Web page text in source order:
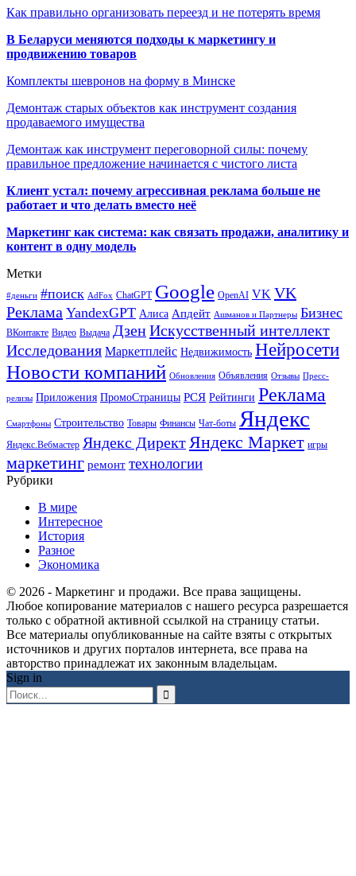
Как правильно организовать переезд и не потерять время
В Беларуси меняются подходы к маркетингу и
продвижению товаров
Комплекты шевронов на форму в Минске
Демонтаж старых объектов как инструмент создания
продаваемого имущества
Демонтаж как инструмент переговорной силы: почему
правильное предложение начинается с чистого листа
Клиент устал: почему агрессивная реклама больше не
работает и что делать вместо неё
Маркетинг как система: как связать продажи, аналитику и
контент в одну модель
Метки
#деньги #поиск AdFox ChatGPT Google OpenAI VK VK
Реклама YandexGPT Алиса Апдейт Ашманов и Партнеры Бизнес
ВКонтакте Видео Выдача ДзенИскусственный интеллект
Исследования Маркетплейс Недвижимость Нейросети
Новости компаний Обновления Объявления Отзывы Пресс-
релизы Приложения ПромоСтраницы РСЯ Рейтинги Реклама
Смартфоны Строительство Товары Финансы Чат-боты Яндекс
Яндекс.Вебмастер Яндекс Директ Яндекс Маркет игры
маркетинг ремонт технологии
Рубрики
В мире
Интересное
История
Разное
Экономика
© 2026 - Маркетинг и продажи. Все права защищены.
Любое копирование материалов с нашего ресурса разрешается
только с обратной активной ссылкой на страницу статьи.
Все материалы опубликованные на сайте взяты с открытых
источников и других порталов интернета, все права на
авторство принадлежат их законным владельцам.
Sign in